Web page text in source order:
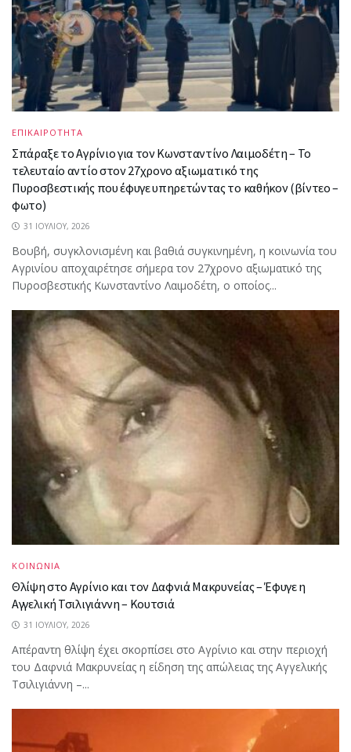
ΕΠΙΚΑΙΡΟΤΗΤΑ
Σπάραξε το Αγρίνιο για τον Κωνσταντίνο Λαιμοδέτη – Το
τελευταίο αντίο στον 27χρονο αξιωματικό της
Πυροσβεστικής που έφυγε υπηρετώντας το καθήκον (βίντεο –
φωτο)
31 ΙΟΥΛΊΟΥ, 2026
Βουβή, συγκλονισμένη και βαθιά συγκινημένη, η κοινωνία του
Αγρινίου αποχαιρέτησε σήμερα τον 27χρονο αξιωματικό της
Πυροσβεστικής Κωνσταντίνο Λαιμοδέτη, ο οποίος...
ΚΟΙΝΩΝΙΑ
Θλίψη στο Αγρίνιο και τον Δαφνιά Μακρυνείας – Έφυγε η
Αγγελική Τσιλιγιάννη – Κουτσιά
31 ΙΟΥΛΊΟΥ, 2026
Απέραντη θλίψη έχει σκορπίσει στο Αγρίνιο και στην περιοχή
του Δαφνιά Μακρυνείας η είδηση της απώλειας της Αγγελικής
Τσιλιγιάννη –...